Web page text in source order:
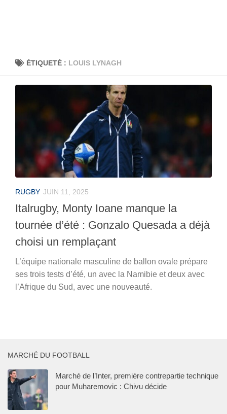
ÉTIQUETÉ : LOUIS LYNAGH
RUGBY JUIN 11, 2025
Italrugby, Monty Ioane manque la
tournée d’été : Gonzalo Quesada a déjà
choisi un remplaçant
L’équipe nationale masculine de ballon ovale prépare
ses trois tests d’été, un avec la Namibie et deux avec
l’Afrique du Sud, avec une nouveauté.
MARCHÉ DU FOOTBALL
Marché de l’Inter, première contrepartie technique
pour Muharemovic : Chivu décide